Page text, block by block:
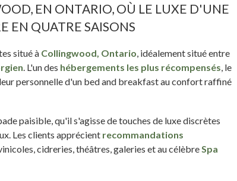
EN ONTARIO, OÙ LE LUXE D'UNE
EN QUATRE SAISONS
situé à Collingwood, Ontario, idéalement situé entre
. L'un des hébergements les plus récompensés, le
personnelle d'un bed and breakfast au confort raffiné
paisible, qu'il s'agisse de touches de luxe discrètes
Les clients apprécient recommandations
cidreries, théâtres, galeries et au célèbreSpa